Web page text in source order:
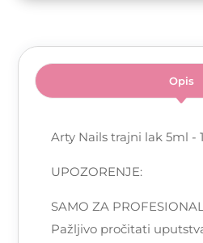
Opis
Arty Nails trajni lak 5ml -
UPOZORENJE:
SAMO ZA
Pažljivo pročitati